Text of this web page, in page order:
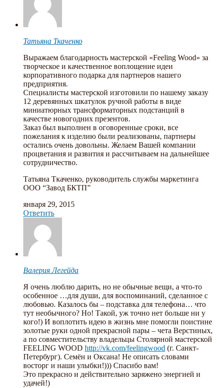
Татьяна Ткаченко
Выражаем благодарность мастерской «Feeling Wood» за
творческое и качественное воплощение идеи
корпоративного подарка для партнеров нашего
предприятия.
Специалисты мастерской изготовили по нашему заказу
12 деревянных шкатулок ручной работы в виде
миниатюрных трансформаторных подстанций в
качестве новогодних презентов.
Заказ был выполнен в оговоренные сроки, все
пожелания к изделию были реализованы, партнеры
остались очень довольны. Желаем Вашей компании
процветания и развития и рассчитываем на дальнейшее
сотрудничество.
Татьяна Ткаченко, руководитель службы маркетинга
ООО “Завод БКТП”
января 29, 2015
Ответить
Валерия Легейда
Я очень люблю дарить, но не обычные вещи, а что-то
особенное …для души, для воспоминаний, сделанное с
любовью. Казалось бы – подставка для телефона… что
тут необычного? Но! Такой, уж точно нет больше ни у
кого!) И воплотить идею в жизнь мне помогли поистине
золотые руки одной прекрасной пары – чета Верстиных,
а по совместительству владельцы Столярной мастерской
FEELING WOOD http://vk.com/feelingwood (г. Санкт-
Петербург). Семён и Оксана! Не описать словами
восторг и наши улыбки!))) Спасибо вам!
Это прекрасно и действительно заряжено энергией и
удачей!)